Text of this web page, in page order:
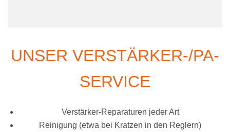
UNSER VERSTÄRKER-/PA-
SERVICE
Verstärker-Reparaturen jeder Art
Reinigung (etwa bei Kratzen in den Reglern)